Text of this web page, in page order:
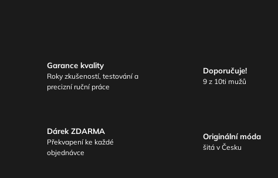
Garance kvality
Roky zkušeností, testování a
precizní ruční práce
Doporučuje!
9 z 10ti mužů
Dárek ZDARMA
Překvapení ke každé
objednávce
Originální móda
šitá v Česku